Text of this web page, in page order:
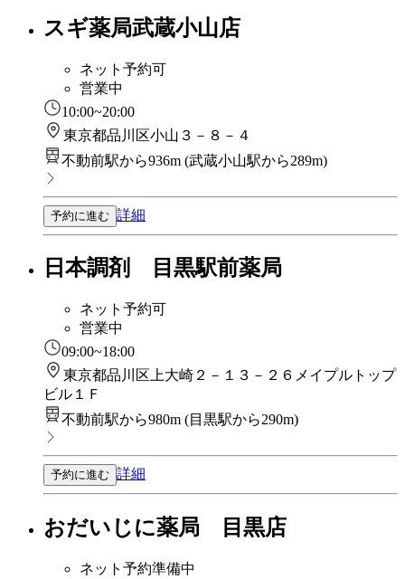
スギ薬局武蔵小山店
ネット予約可
営業中
10:00~20:00
東京都品川区小山３－８－４
不動前駅から936m (武蔵小山駅から289m)
予約に進む 詳細
日本調剤 目黒駅前薬局
ネット予約可
営業中
09:00~18:00
東京都品川区上大崎２－１３－２６メイプルトップ
ビル１Ｆ
不動前駅から980m (目黒駅から290m)
予約に進む 詳細
おだいじに薬局 目黒店
ネット予約準備中